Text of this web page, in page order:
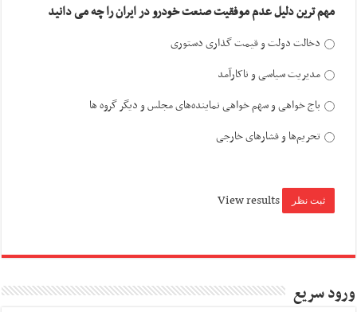
مهم ترین دلیل عدم موفقیت صنعت خودرو در ایران را چه می دانید
دخالت دولت و قیمت گذاری دستوری
مدیریت سیاسی و ناکارآمد
باج خواهی و سهم خواهی نماینده‌های مجلس و دیگر گروه ها
تحریم‌ها و فشارهای خارجی
View results
ورود سریع